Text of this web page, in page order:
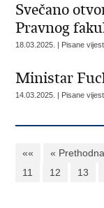
Svečano
Pravnog
18.03.2025. | Pisane
Ministar
14.03.2025. | Pisane
«« « Prethodna
11
12 13